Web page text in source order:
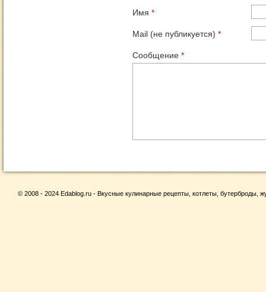
Имя *
Mail (не публикуется) *
Сообщение *
© 2008 - 2024 Edablog.ru - Вкусные кулинарные рецепты, котлеты, бутерброды,